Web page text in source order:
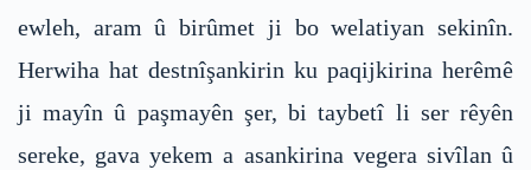
ewleh, aram û birûmet ji bo welatiyan sekinîn.
Herwiha hat destnîşankirin ku paqijkirina herêmê
ji mayîn û paşmayên şer, bi taybetî li ser rêyên
sereke, gava yekem a asankirina vegera sivîlan û